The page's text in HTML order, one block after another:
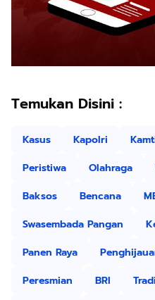
Temukan Disini :
Kasus Kapolri
Peristiwa
Olahraga
Baksos
Bencana
Swasembada Pangan
Panen Raya
Peresmian
BRI